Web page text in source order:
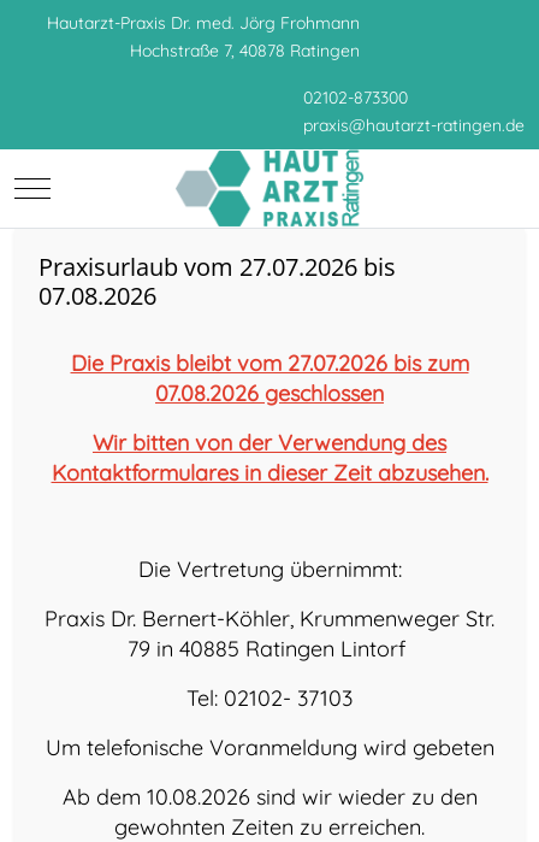
Hautarzt-Praxis Dr. med. Jörg Frohmann
Hochstraße 7, 40878 Ratingen
02102-873300
praxis@hautarzt-ratingen.de
Mobile Menu Toggle
Praxisurlaub vom 27.07.2026 bis
07.08.2026
Die Praxis bleibt vom 27.07.2026 bis zum
07.08.2026 geschlossen
Wir bitten von der Verwendung des
Kontaktformulares in dieser Zeit abzusehen.
Die Vertretung übernimmt:
Praxis Dr. Bernert-Köhler, Krummenweger Str.
79 in 40885 Ratingen Lintorf
Tel: 02102- 37103
Um telefonische Voranmeldung wird gebeten
Ab dem 10.08.2026 sind wir wieder zu den
gewohnten Zeiten zu erreichen.